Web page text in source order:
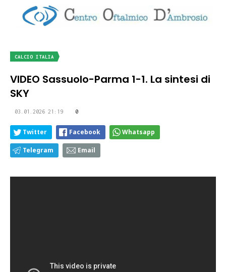
CALCIO ITALIA
VIDEO Sassuolo-Parma 1-1. La sintesi di
SKY
03.01.2026 21:19 0
Twitter Facebook Whatsapp
Telegram Email